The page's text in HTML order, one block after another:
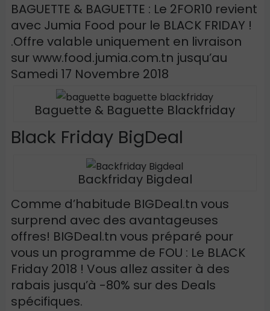
BAGUETTE & BAGUETTE : Le 2FOR10 revient
avec Jumia Food pour le BLACK FRIDAY !
.Offre valable uniquement en livraison
sur www.food.jumia.com.tn jusqu’au
Samedi 17 Novembre 2018
Baguette & Baguette Blackfriday
Black Friday BigDeal
Backfriday Bigdeal
Comme d’habitude BIGDeal.tn vous
surprend avec des avantageuses
offres! BIGDeal.tn vous préparé pour
vous un programme de FOU : Le BLACK
Friday 2018 ! Vous allez assiter à des
rabais jusqu’à -80% sur des Deals
spécifiques.